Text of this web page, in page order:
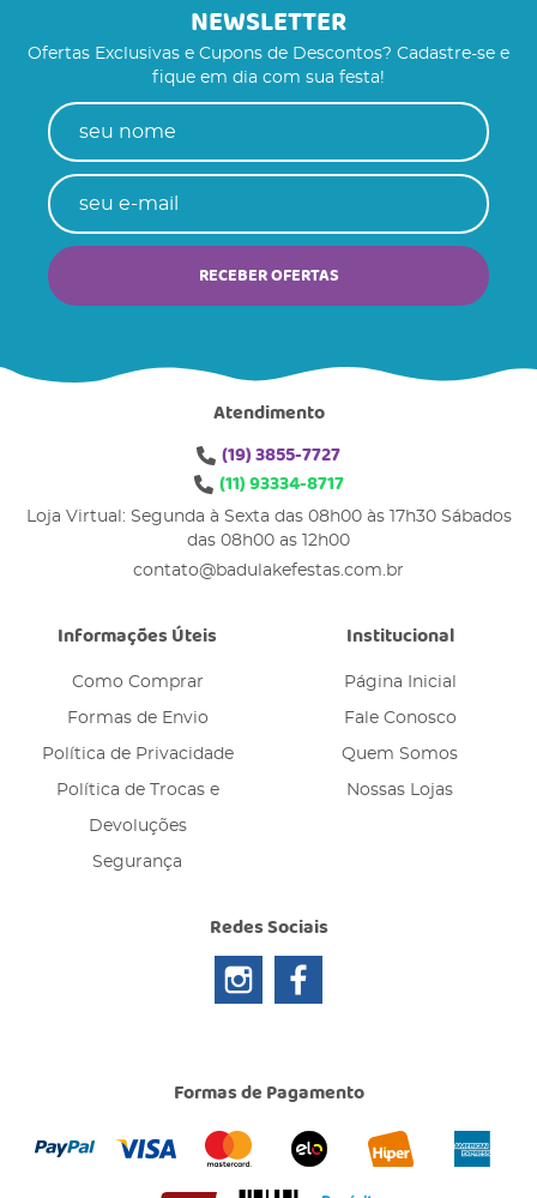
NEWSLETTER
Ofertas Exclusivas e Cupons de Descontos? Cadastre-se e
fique em dia com sua festa!
RECEBER OFERTAS
Atendimento
(19)3855-7727
(11)93334-8717
Loja Virtual: Segunda à Sexta das 08h00 às 17h30 Sábados
das 08h00 as 12h00
contato@badulakefestas.com.br
Informações Úteis
Como Comprar
Formas de Envio
Política de Privacidade
Política de Trocas e
Devoluções
Segurança
Institucional
Página Inicial
Fale Conosco
Quem Somos
Nossas Lojas
Redes Sociais
Formas de Pagamento